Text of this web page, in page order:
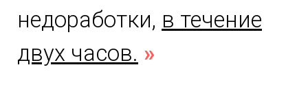
недоработки, в течение
двух часов. »